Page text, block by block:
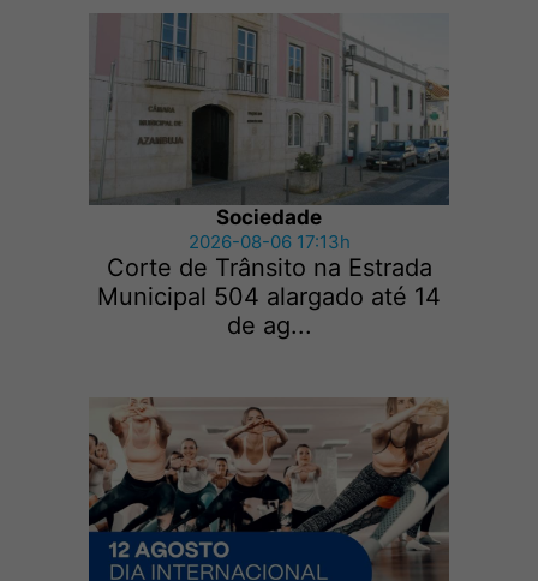
Sociedade
2026-08-06 17:13h
Corte de Trânsito na Estrada
Municipal 504 alargado até 14
de ag...